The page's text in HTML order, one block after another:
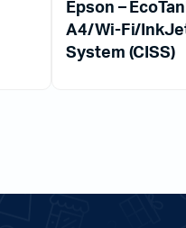
Epson –
A4/Wi-Fi/
System (CISS)